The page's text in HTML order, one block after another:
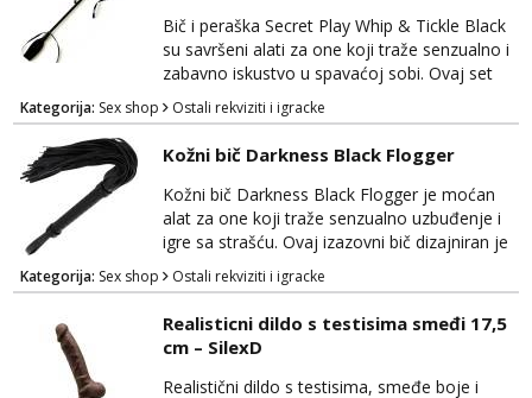
Ovaj bič je savršen za početnike u BDSM-u,
omogućujući im...
Bič i peraška Secret Play Whip & Tickle Black
su savršeni alati za one koji traže senzualno i
zabavno iskustvo u spavaćoj sobi. Ovaj set
kombinira dvije različite teksture kako bi
dodao raznolikost i uzbuđenje u vaše intimne
trenutke. Bič je izrađen od visokokvalitetne
eko kože i nudi dominaciju i strast u igrama
sa strašću. Njegove nježne trake pružaju
mogućnost precizne stimulacije i kontrole...
Kategorija: Sex shop Ostali rekviziti i igracke
Kožni bič Darkness Black Flogger
Kožni bič Darkness Black Flogger je moćan
alat za one koji traže senzualno uzbuđenje i
igre sa strašću. Ovaj izazovni bič dizajniran je
za dodatnu stimulaciju i eksperimentiranje u
svijetu BDSM-a i erotike. Izrađen je od
visokokvalitetne kože, Darkness Black
Flogger ima sofisticiran izgled i osjećaj na
dodir. Duge, meke trake biča omogućuju
precizno usmjeravanje i kontrolu tijekom igre,
Kategorija: Sex shop Ostali rekviziti i igracke
Realisticni dildo s testisima smeđi 17,5
cm – SilexD
Realistični dildo s testisima, smeđe boje i